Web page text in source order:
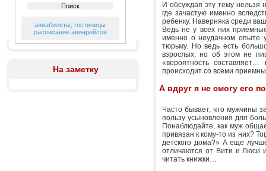
авиабилеты ,гостиницы
расписание авиарейсов
На заметку
И обсуждая эту тему нельзя
где зачастую именно
ребенку. Наверняка среди
Ведь не у всех них
именно о неудачном опыте
тюрьму. Но ведь есть
взрослых, но об этом не
«вероятность
происходит со всеми
А вдруг я не смогу его
Часто бывает, что мужчины
пользу усыновления для
Понаблюдайте, как муж
привязан к кому-то из них?
детского дома?» А еще
отличаются от Вити и Люси
читать книжки…